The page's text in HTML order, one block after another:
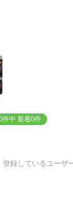
件中 新着0件
登録しているユーザ